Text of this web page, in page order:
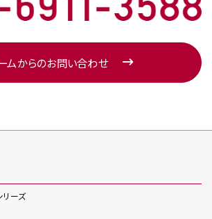
ムからのお問い合わせ
リーズ